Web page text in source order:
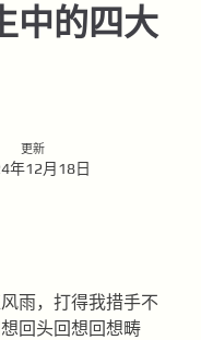
中的四大
更新
年12月18日
雨，打得我措手不
回头回想回想畴